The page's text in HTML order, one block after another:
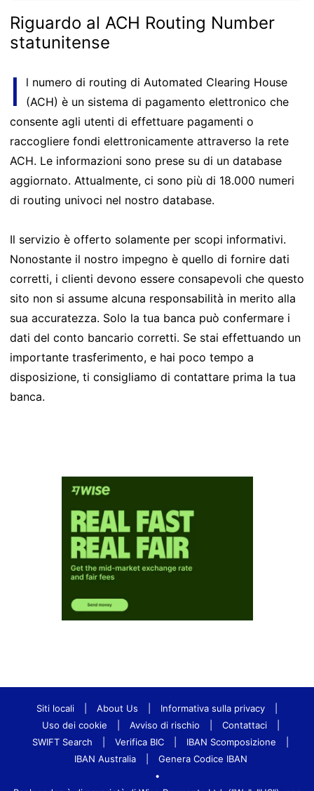
Riguardo al ACH Routing Number
statunitense
I
l numero di routing di Automated Clearing House
(ACH) è un sistema di pagamento elettronico che
consente agli utenti di effettuare pagamenti o
raccogliere fondi elettronicamente attraverso la rete
ACH. Le informazioni sono prese su di un database
aggiornato. Attualmente, ci sono più di 18.000 numeri
di routing univoci nel nostro database.
Il servizio è offerto solamente per scopi informativi.
Nonostante il nostro impegno è quello di fornire dati
corretti, i clienti devono essere consapevoli che questo
sito non si assume alcuna responsabilità in merito alla
sua accuratezza. Solo la tua banca può confermare i
dati del conto bancario corretti. Se stai effettuando un
importante trasferimento, e hai poco tempo a
disposizione, ti consigliamo di contattare prima la tua
banca.
Siti locali About Us Informativa sulla privacy
Uso dei cookie
Avviso di rischio Contattaci
SWIFT Search
Verifica BIC IBAN Scomposizione
IBAN Australia
Genera Codice IBAN
•